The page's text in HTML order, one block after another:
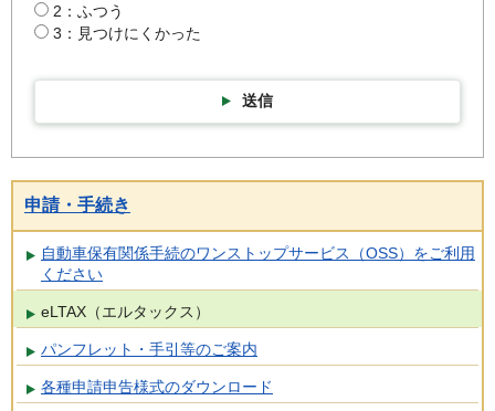
2：ふつう
3：見つけにくかった
送信
申請・手続き
自動車保有関係手続のワンストップサービス（OSS）をご利用
ください
eLTAX（エルタックス）
パンフレット・手引等のご案内
各種申請申告様式のダウンロード